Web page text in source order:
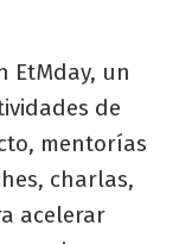
EtMday, un
de
mentorías
charlas,
acelerar